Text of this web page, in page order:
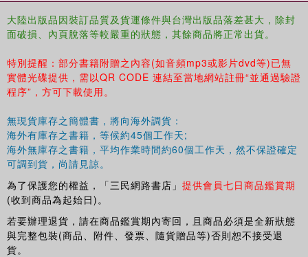
大陸出版品因裝訂品質及貨運條件與台灣出版品落差甚大，除封
面破損、內頁脫落等較嚴重的狀態，其餘商品將正常出貨。
特別提醒：部分書籍附贈之內容(如音頻mp3或影片dvd等)已無
實體光碟提供，需以QR CODE 連結至當地網站註冊“並通過驗證
程序”，方可下載使用。
無現貨庫存之簡體書，將向海外調貨：
海外有庫存之書籍，等候約45個工作天;
海外無庫存之書籍，平均作業時間約60個工作天，然不保證確定
可調到貨，尚請見諒。
為了保護您的權益，「三民網路書店」 提供會員七日商品鑑賞期
(收到商品為起始日)。
若要辦理退貨，請在商品鑑賞期內寄回，且商品必須是全新狀態
與完整包裝(商品、附件、發票、隨貨贈品等)否則恕不接受退
貨。